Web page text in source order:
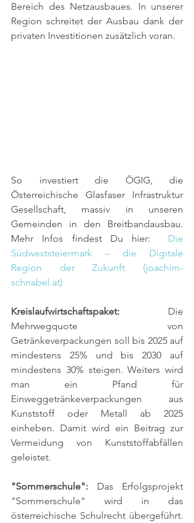
Bereich des Netzausbaues. In unserer
Region schreitet der Ausbau dank der
privaten Investitionen zusätzlich voran.
So investiert die ÖGIG, die
Österreichische Glasfaser Infrastruktur
Gesellschaft, massiv in unseren
Gemeinden in den Breitbandausbau.
Mehr Infos findest Du hier: Die
Südweststeiermark – die Digitale
Region der Zukunft (joachim-
schnabel.at)
Kreislaufwirtschaftspaket: Die
Mehrwegquote von
Getränkeverpackungen soll bis 2025 auf
mindestens 25% und bis 2030 auf
mindestens 30% steigen. Weiters wird
man ein Pfand für
Einweggetränkeverpackungen aus
Kunststoff oder Metall ab 2025
einheben. Damit wird ein Beitrag zur
Vermeidung von Kunststoffabfällen
geleistet.
"Sommerschule": Das Erfolgsprojekt
"Sommerschule" wird in das
österreichische Schulrecht übergeführt.